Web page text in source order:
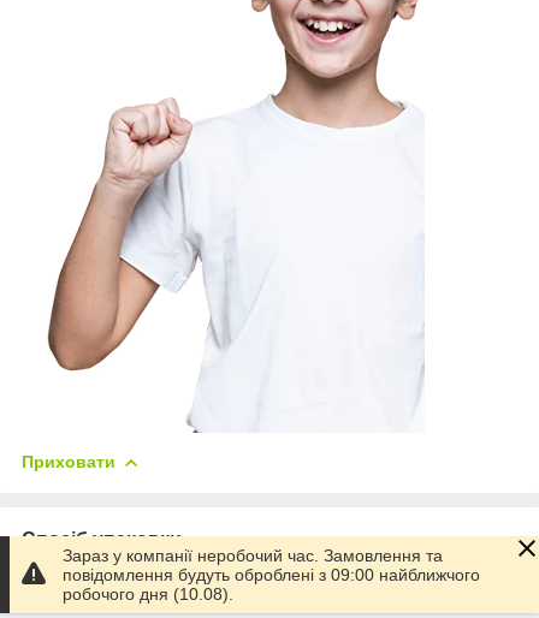
Приховати
Спосіб упаковки
коробка
Зараз у компанії неробочий час. Замовлення та
повідомлення будуть оброблені з 09:00 найближчого
робочого дня (10.08).